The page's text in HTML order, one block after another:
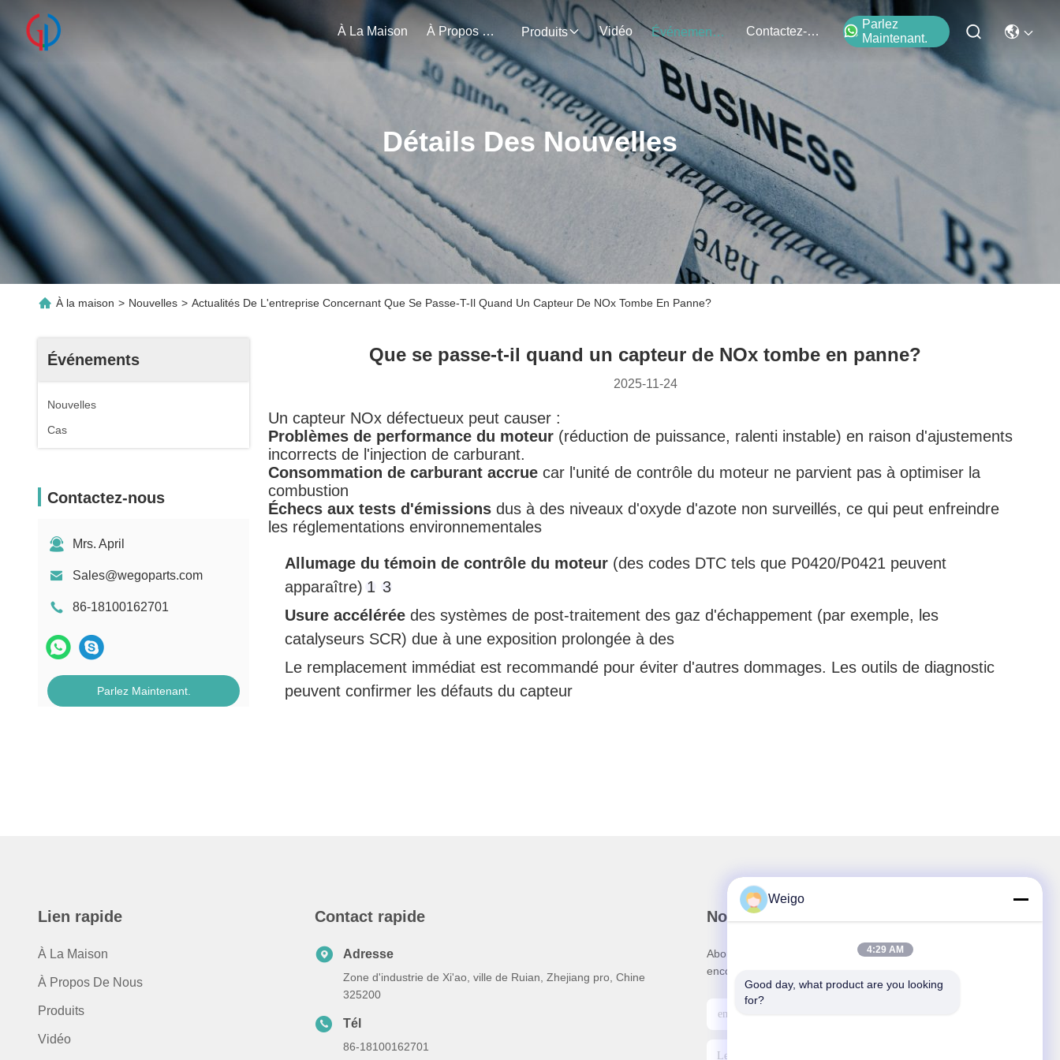
À La Maison À Propos De Nous Produits Vidéo Événements Contactez-Nous
Parlez
Maintenant.
Détails Des Nouvelles
À la maison > Nouvelles > Actualités De L'entreprise Concernant Que Se Passe-T-Il Quand Un Capteur De NOx Tombe En Panne?
Événements
Nouvelles
Cas
Contactez-nous
Mrs. April
Sales@wegoparts.com
86-18100162701
Parlez Maintenant.
Que se passe-t-il quand un capteur de NOx tombe en panne?
2025-11-24
Un capteur NOx défectueux peut causer :
Problèmes de performance du moteur ‌ (réduction de puissance, ralenti instable) en raison d'ajustements
incorrects de l'injection de carburant‌.
Consommation de carburant accrue ‌ car l'unité de contrôle du moteur ne parvient pas à optimiser la
combustion‌
Échecs aux tests d'émissions ‌ dus à des niveaux d'oxyde d'azote non surveillés, ce qui peut enfreindre
les réglementations environnementales‌
Allumage du témoin de contrôle du moteur ‌ (des codes DTC tels que P0420/P0421 peuvent
apparaître)‌ 1 3
Usure accélérée ‌ des systèmes de post-traitement des gaz d'échappement (par exemple, les
catalyseurs SCR) due à une exposition prolongée à des
Le remplacement immédiat est recommandé pour éviter d'autres dommages. Les outils de diagnostic
peuvent confirmer les défauts du capteur‌
Lien rapide
À La Maison
À Propos De Nous
Produits
Vidéo
Contact rapide
Adresse
Zone d'industrie de Xi'ao, ville de Ruian, Zhejiang pro, Chine
325200
Tél
86-18100162701
Notre newsletter
Abonnez-vous à notre newsletter pour des réductions et plus
encore.
Weigo
4:29 AM
Good day, what product are you looking
for?